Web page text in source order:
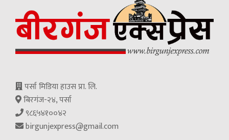
पर्सा मिडिया हाउस प्रा. लि.
बिरगंज-२४, पर्सा
९८६५४१००४२
birgunjexpress@gmail.com